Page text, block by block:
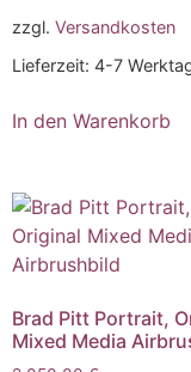
zzgl. Versandkosten
Lieferzeit: 4-7
In den Warenkorb
Brad Pitt Portrait,
Mixed Media